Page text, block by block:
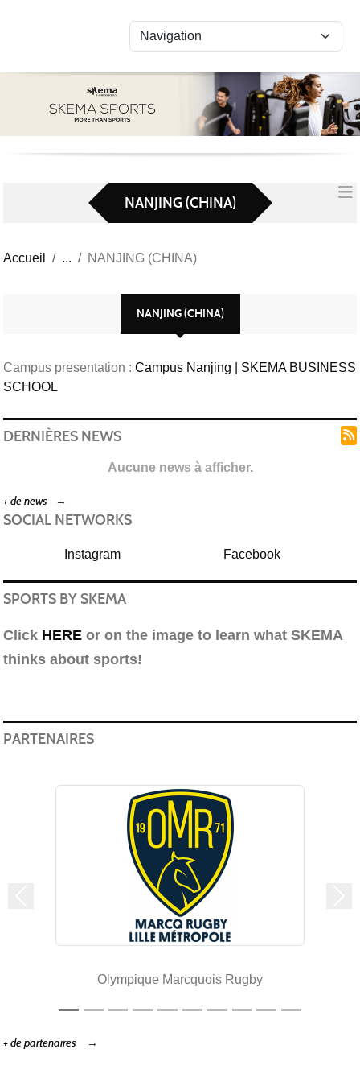
NANJING (CHINA)
Accueil NANJING (CHINA)
NANJING (CHINA)
Campus presentation : Campus Nanjing | SKEMA BUSINESS
SCHOOL
DERNIÈRES NEWS
Aucune news à afficher.
+ de news
SOCIAL NETWORKS
Instagram Facebook
SPORTS BY SKEMA
Click HERE or on the image to learn what SKEMA
thinks about sports!
PARTENAIRES
Olympique Marcquois Rugby
+ de partenaires